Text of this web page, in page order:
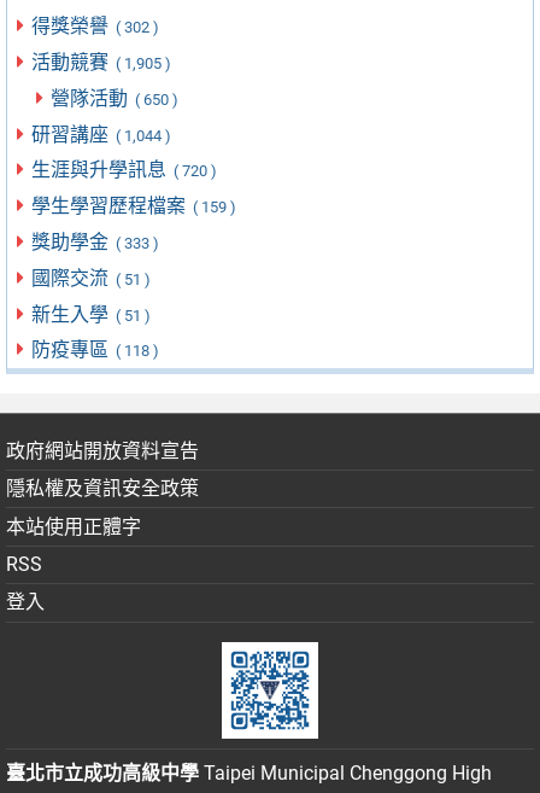
得獎榮譽 ( 302 )
活動競賽 ( 1,905 )
營隊活動 ( 650 )
研習講座 ( 1,044 )
生涯與升學訊息 ( 720 )
學生學習歷程檔案 ( 159 )
獎助學金 ( 333 )
國際交流 ( 51 )
新生入學 ( 51 )
防疫專區 ( 118 )
政府網站開放資料宣告
隱私權及資訊安全政策
本站使用正體字
RSS
登入
臺北市立成功高級中學 Taipei Municipal Chenggong High